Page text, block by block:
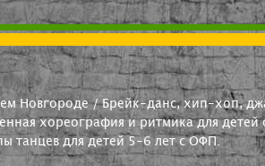
Новгороде / Брейк-данс, хип-хоп,
хореография и ритмика для детей
танцев для детей 5-6 лет с ОФП.